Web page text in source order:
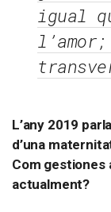
igual
L’any 2019
d’una
Com
actualment?